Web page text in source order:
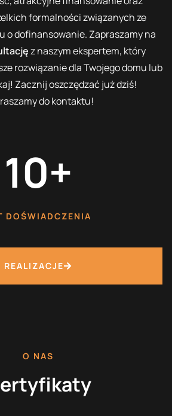
formalności związanych ze
o dofinansowanie. Zapraszamy na
z naszym ekspertem, który
rozwiązanie dla Twojego domu lub
Zacznij oszczędzać już dziś!
do kontaktu!
10+
DOŚWIADCZENIA
REALIZACJE
O NAS